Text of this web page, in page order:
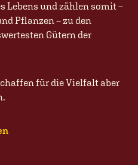
Lebens und zählen somit –
Pflanzen – zu den
Gütern der
für die Vielfalt aber